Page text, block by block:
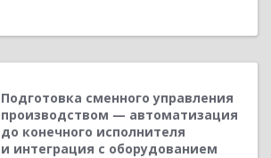
Подготовка сменного управления
производством — автоматизация
до конечного исполнителя
и интеграция с оборудованием